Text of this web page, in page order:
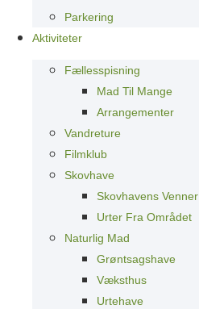
Parkering
Aktiviteter
Fællesspisning
Mad Til Mange
Arrangementer
Vandreture
Filmklub
Skovhave
Skovhavens Venner
Urter Fra Området
Naturlig Mad
Grøntsagshave
Væksthus
Urtehave